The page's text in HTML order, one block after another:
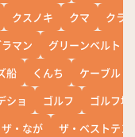
クスノキ クマ
クラ
マン
グリーンベルト
船 くんち
ケーブル
ショ ゴルフ
ゴルフ場
ザ・なが
ザ・ベストテン